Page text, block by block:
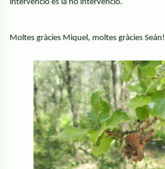
intervenció és la no intervenció.
Moltes gràcies Miquel, moltes gràcies Seán!